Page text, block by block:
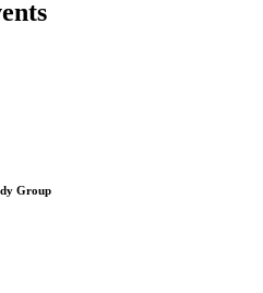
Group